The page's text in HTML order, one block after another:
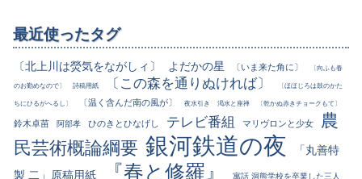
最近使ったタグ
〔北上川は熒気をながしィ〕 よだかの星 〔いま来た角に〕 〔向ふも春
のお勤めなので〕 詩稿用紙 〔この森を通りぬければ〕 〔ほほじろは鼓のかた
ちにひるがへるし〕 〔温く含んだ南の風が〕 夜水引き 渇水と座禅 〔乾かぬ赤きチョークもて〕
鈴木卓苗 阿部孝 ひのきとひなげし テレビ番組 マリヴロンと少女
農
民芸術概論綱要 銀河鉄道の夜
「丸善特
製 二」原稿用紙
『春と修羅』 寓話 洞熊学校を卒業した三人